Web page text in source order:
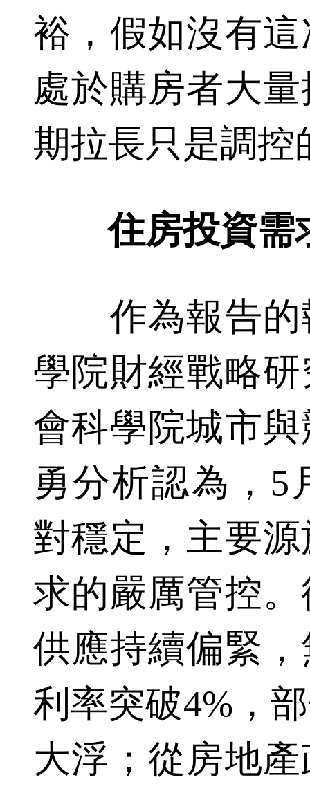
裕，假如沒有
處於購房者大
期拉長只是調控
住房投資需
作為報告的
學院財經戰略
會科學院城市
勇分析認為，5
對穩定，主要
求的嚴厲管控
供應持續偏緊
利率突破4%，
大浮；從房地